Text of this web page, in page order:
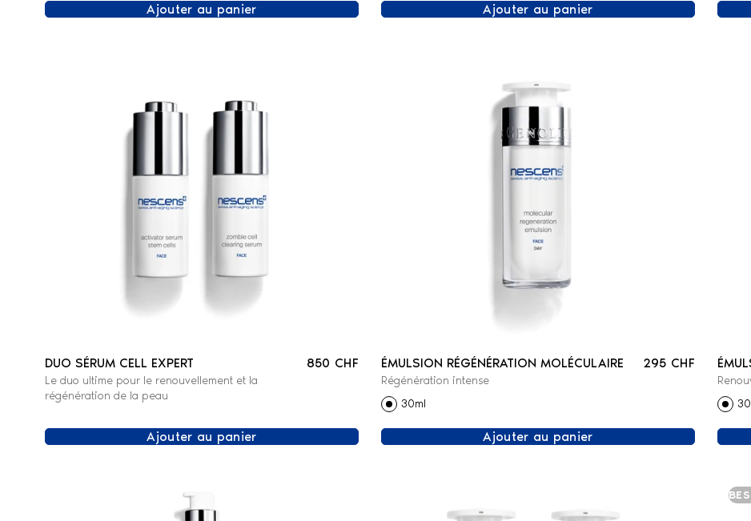
Ajouter au panier Ajouter au panier
DUO SÉRUM CELL EXPERT
Le duo ultime pour le renouvellement et la
régénération de la peau
850 CHF
Ajouter au panier
ÉMULSION RÉGÉNÉRATION MOLÉCULAIRE
Régénération intense
295 CHF
30ml
Ajouter au panier